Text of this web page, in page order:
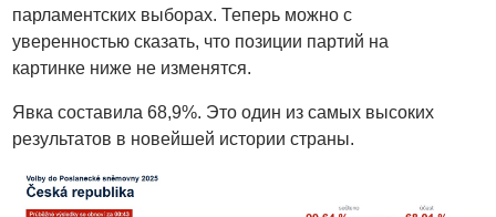
парламентских выборах. Теперь можно с
уверенностью сказать, что позиции партий на
картинке ниже не изменятся.
Явка составила 68,9%. Это один из самых высоких
результатов в новейшей истории страны.